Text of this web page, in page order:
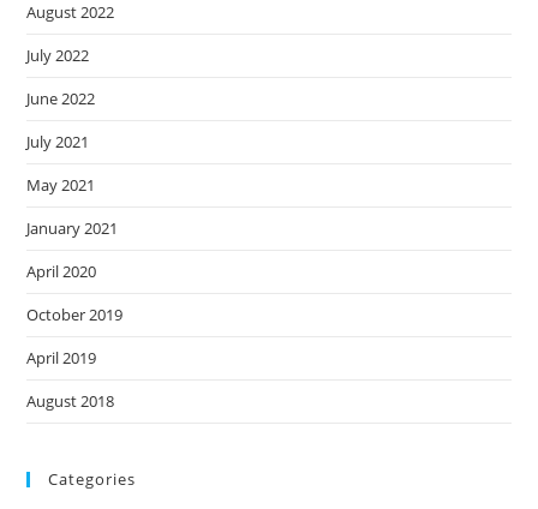
August 2022
July 2022
June 2022
July 2021
May 2021
January 2021
April 2020
October 2019
April 2019
August 2018
Categories